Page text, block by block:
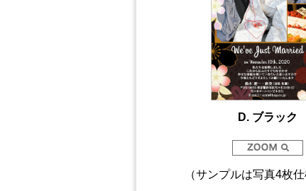
D. ブラック
（サンプルは写真4枚仕